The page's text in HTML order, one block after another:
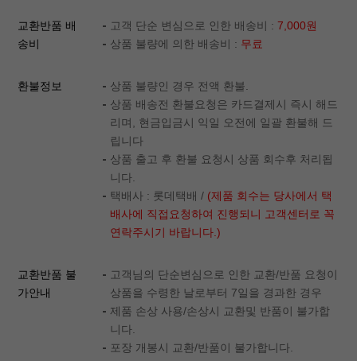
교환반품 배
송비
고객 단순 변심으로 인한 배송비 : 7,000원
상품 불량에 의한 배송비 : 무료
환불정보
상품 불량인 경우 전액 환불.
상품 배송전 환불요청은 카드결제시 즉시 해드
리며, 현금입금시 익일 오전에 일괄 환불해 드
립니다
상품 출고 후 환불 요청시 상품 회수후 처리됩
니다.
택배사 : 롯데택배 / (제품 회수는 당사에서 택
배사에 직접요청하여 진행되니 고객센터로 꼭
연락주시기 바랍니다.)
교환반품 불
가안내
고객님의 단순변심으로 인한 교환/반품 요청이
상품을 수령한 날로부터 7일을 경과한 경우
제품 손상 사용/손상시 교환및 반품이 불가합
니다.
포장 개봉시 교환/반품이 불가합니다.